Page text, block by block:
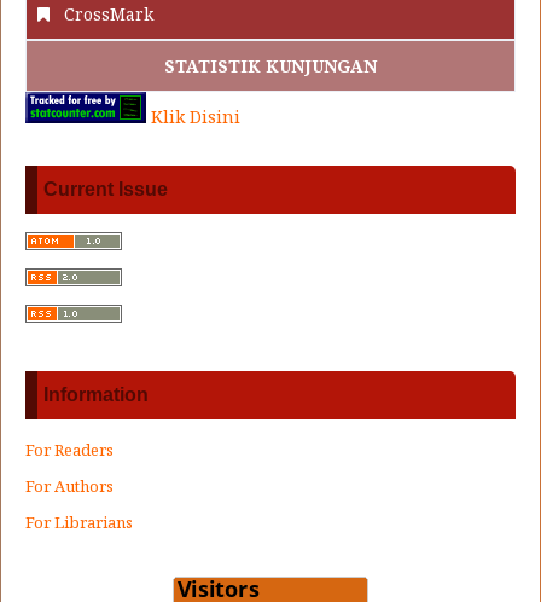
CrossMark
STATISTIK KUNJUNGAN
Klik Disini
Current Issue
Information
For Readers
For Authors
For Librarians